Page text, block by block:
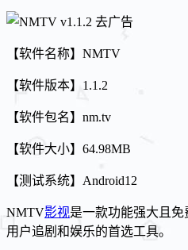
【软件名称】NMTV
【软件版本】1.1.2
【软件包名】nm.tv
【软件大小】64.98MB
【测试系统】Android12
NMTV影视是一款功能强大且
用户追剧和娱乐的首选工具。